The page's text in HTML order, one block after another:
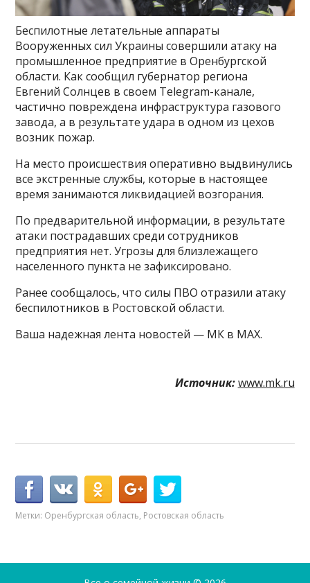
Беспилотные летательные аппараты
Вооруженных сил Украины совершили атаку на
промышленное предприятие в Оренбургской
области. Как сообщил губернатор региона
Евгений Солнцев в своем Telegram-канале,
частично повреждена инфраструктура газового
завода, а в результате удара в одном из цехов
возник пожар.
На место происшествия оперативно выдвинулись
все экстренные службы, которые в настоящее
время занимаются ликвидацией возгорания.
По предварительной информации, в результате
атаки пострадавших среди сотрудников
предприятия нет. Угрозы для близлежащего
населенного пункта не зафиксировано.
Ранее сообщалось, что силы ПВО отразили атаку
беспилотников в Ростовской области.
Ваша надежная лента новостей — МК в MAX.
Источник: www.mk.ru
Метки: Оренбургская область, Ростовская область